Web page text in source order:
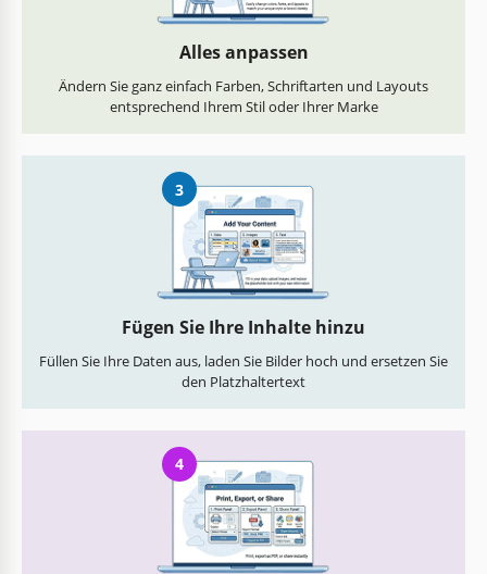
Alles anpassen
Ändern Sie ganz einfach Farben, Schriftarten und Layouts
entsprechend Ihrem Stil oder Ihrer Marke
3
Fügen Sie Ihre Inhalte hinzu
Füllen Sie Ihre Daten aus, laden Sie Bilder hoch und ersetzen Sie
den Platzhaltertext
4